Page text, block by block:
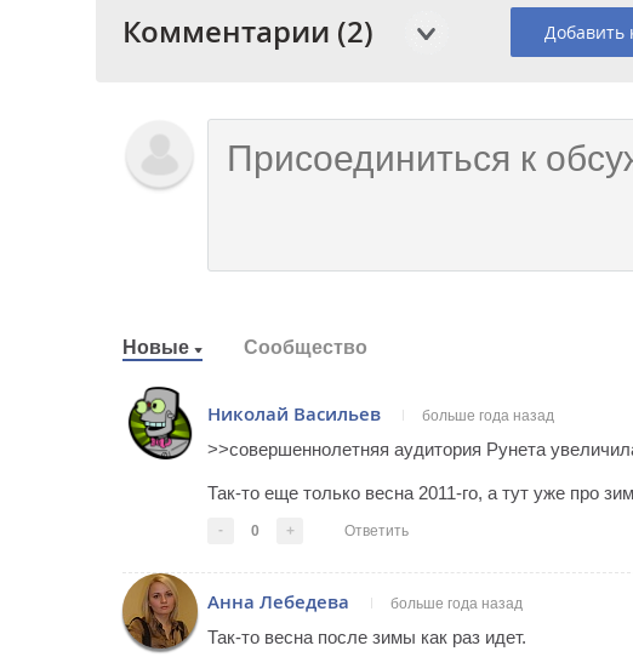
Комментарии (2) Добавить
Новые Сообщество
Николай Васильев больше года назад
>>совершеннолетняя аудитория Рунета
Так-то еще только весна 2011-го, а тут уже про
- 0 + Ответить
Анна Лебедева больше года назад
Так-то весна после зимы как раз идет.